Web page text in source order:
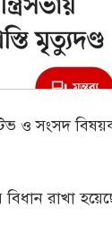
ও সংসদ বিষয়ক
বিধান রাখা